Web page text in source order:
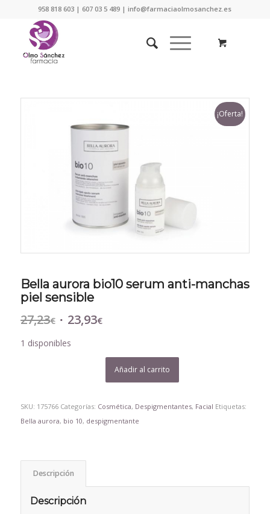
958 818 603 | 607 03 5 489 | info@farmaciaolmosanchez.es
¡Oferta!
Bella aurora bio10 serum anti-manchas
piel sensible
27,23€ El
original
23,93€El
1 disponibles
Añadir al carrito
SKU: 175766 Categorías: Cosmética, Despigmentantes, Facial Etiquetas:
Bella aurora, bio 10, despigmentante
Descripción
Descripción